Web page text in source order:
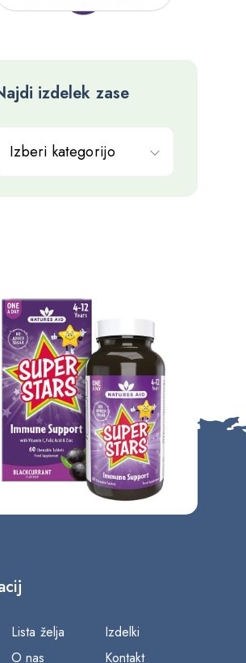
izdelek zase
Izberi kategorijo
Lista želja
Izdelki
O nas Kontakt